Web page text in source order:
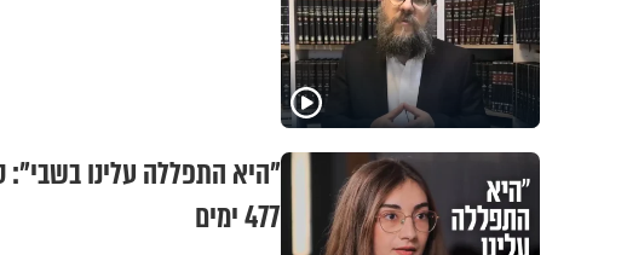
"היא התפללה עלינו
477 ימים